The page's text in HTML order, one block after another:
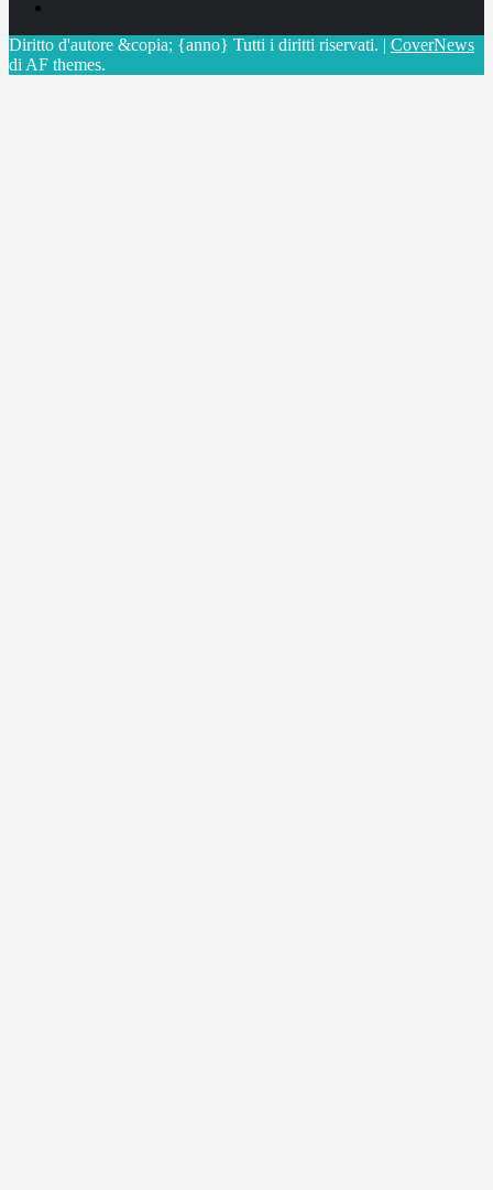
Diritto d'autore &copia; {anno} Tutti i diritti riservati. | CoverNews
di AF themes.